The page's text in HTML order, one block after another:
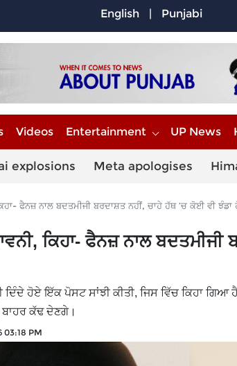
English | Punjabi
Videos Entertainment UP News
explosions Meta apologises
ਫੈਨਜ਼ ਨਾਲ ਬਦਤਮੀਜੀ ਬਰਦਾਸ਼ਤ ਨਹੀਂ, ਚਾਹੇ ਹੱਥ ’ਚ ਕੋਈ ਵੀ ਝੰਡਾ
ਕਿਹਾ- ਫੈਨਜ਼ ਨਾਲ ਬਦਤਮੀਜੀ
ਹੋਏ ਇੱਕ ਪੋਸਟ ਸਾਂਝੀ ਕੀਤੀ, ਜਿਸ ਵਿੱਚ ਕਿਹਾ
ਕੱਢ ਦੇਣਗੇ।
03:18 PM